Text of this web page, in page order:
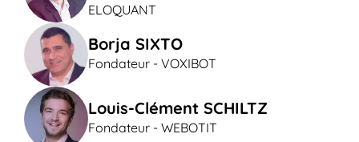
ELOQUANT
Borja SIXTO
Fondateur - VOXIBOT
Louis-Clément SCHILTZ
Fondateur - WEBOTIT